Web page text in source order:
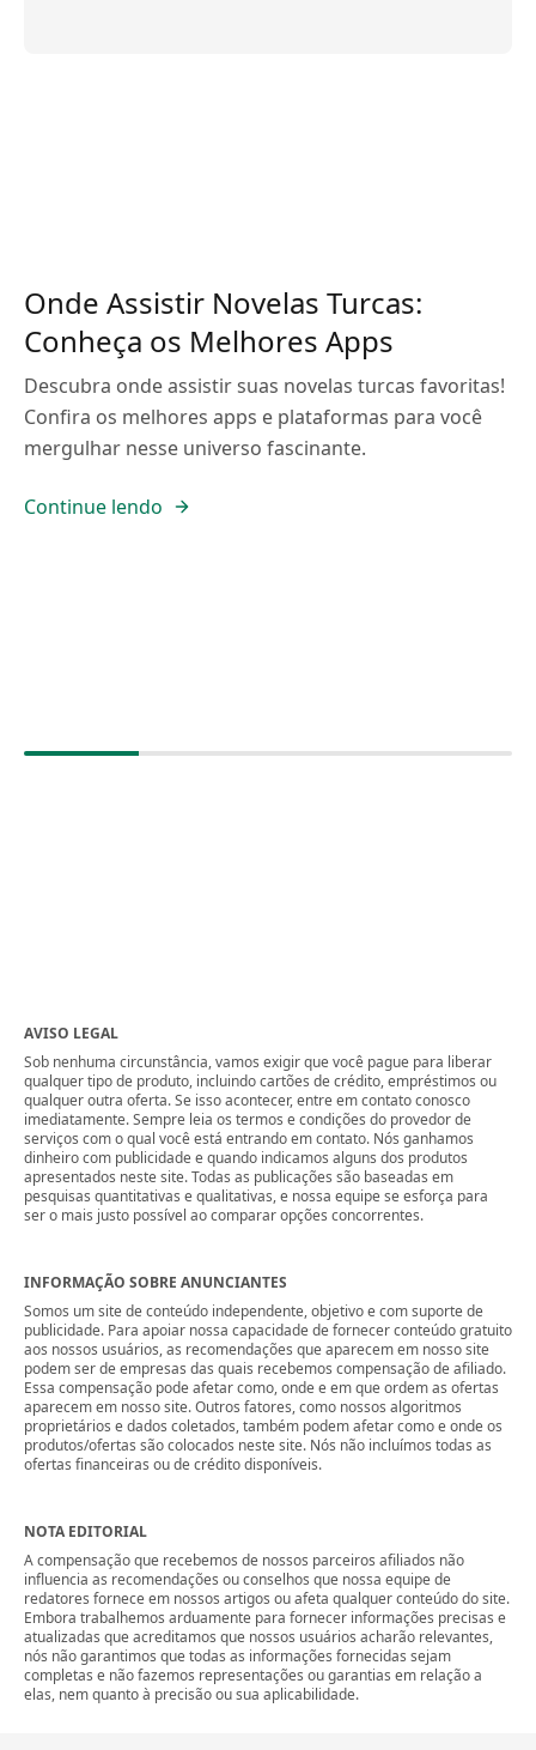
Onde Assistir Novelas Turcas:
Conheça os Melhores Apps
Descubra onde assistir suas novelas turcas favoritas!
Confira os melhores apps e plataformas para você
mergulhar nesse universo fascinante.
Continue lendo
AVISO LEGAL
Sob nenhuma circunstância, vamos exigir que você pague para liberar
qualquer tipo de produto, incluindo cartões de crédito, empréstimos ou
qualquer outra oferta. Se isso acontecer, entre em contato conosco
imediatamente. Sempre leia os termos e condições do provedor de
serviços com o qual você está entrando em contato. Nós ganhamos
dinheiro com publicidade e quando indicamos alguns dos produtos
apresentados neste site. Todas as publicações são baseadas em
pesquisas quantitativas e qualitativas, e nossa equipe se esforça para
ser o mais justo possível ao comparar opções concorrentes.
INFORMAÇÃO SOBRE ANUNCIANTES
Somos um site de conteúdo independente, objetivo e com suporte de
publicidade. Para apoiar nossa capacidade de fornecer conteúdo gratuito
aos nossos usuários, as recomendações que aparecem em nosso site
podem ser de empresas das quais recebemos compensação de afiliado.
Essa compensação pode afetar como, onde e em que ordem as ofertas
aparecem em nosso site. Outros fatores, como nossos algoritmos
proprietários e dados coletados, também podem afetar como e onde os
produtos/ofertas são colocados neste site. Nós não incluímos todas as
ofertas financeiras ou de crédito disponíveis.
NOTA EDITORIAL
A compensação que recebemos de nossos parceiros afiliados não
influencia as recomendações ou conselhos que nossa equipe de
redatores fornece em nossos artigos ou afeta qualquer conteúdo do site.
Embora trabalhemos arduamente para fornecer informações precisas e
atualizadas que acreditamos que nossos usuários acharão relevantes,
nós não garantimos que todas as informações fornecidas sejam
completas e não fazemos representações ou garantias em relação a
elas, nem quanto à precisão ou sua aplicabilidade.